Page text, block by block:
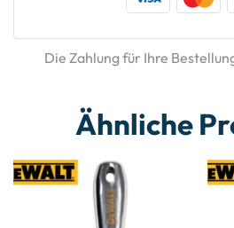
Die Zahlung für Ihre
Ähnliche